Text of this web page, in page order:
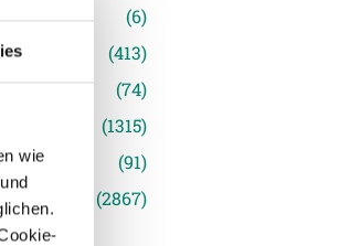
wie
(6)
(413)
(74)
(1315)
(91)
(2867)